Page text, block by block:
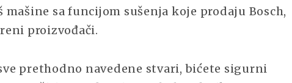
sa funcijom sušenja koje prodaju Bosch,
proizvođači.
prethodno navedene stvari, bićete sigurni